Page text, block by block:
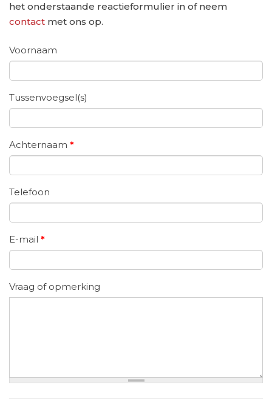
het onderstaande reactieformulier in of neem
contact met ons op.
Voornaam
Tussenvoegsel(s)
Achternaam *
Telefoon
E-mail *
Vraag of opmerking